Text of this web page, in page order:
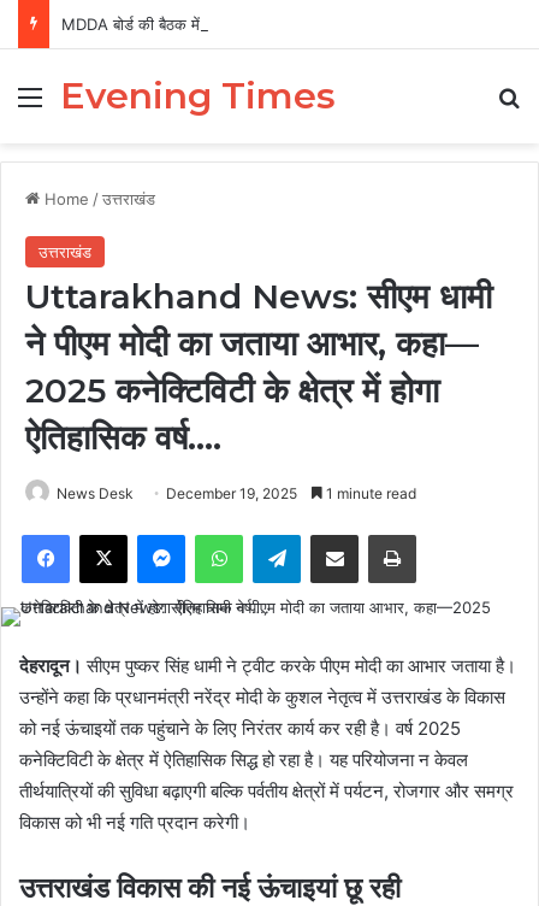
MenuEvening Times
Home /उत्तराखंड
उत्तराखंड
Uttarakhand News: सीएम धामी
ने पीएम मोदी का जताया आभार, कहा—
2025 कनेक्टिविटी के क्षेत्र में होगा
ऐतिहासिक वर्ष….
News Desk December 19, 2025 1 minute read
Facebook
X MessengerWhatsAppTelegramShare via Email Print
देहरादून। सीएम पुष्कर सिंह धामी ने ट्वीट करके पीएम मोदी का आभार जताया है।
उन्होंने कहा कि प्रधानमंत्री नरेंद्र मोदी के कुशल नेतृत्व में उत्तराखंड के विकास
को नई ऊंचाइयों तक पहुंचाने के लिए निरंतर कार्य कर रही है। वर्ष 2025
कनेक्टिविटी के क्षेत्र में ऐतिहासिक सिद्ध हो रहा है। यह परियोजना न केवल
तीर्थयात्रियों की सुविधा बढ़ाएगी बल्कि पर्वतीय क्षेत्रों में पर्यटन, रोजगार और समग्र
विकास को भी नई गति प्रदान करेगी।
उत्तराखंड विकास की नई ऊंचाइयां छू रही